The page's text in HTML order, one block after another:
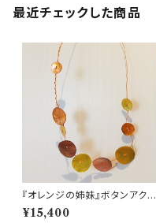
最近チェックした商品
『オレンジの姉妹』ボタンアクセ
サリー
¥15,400